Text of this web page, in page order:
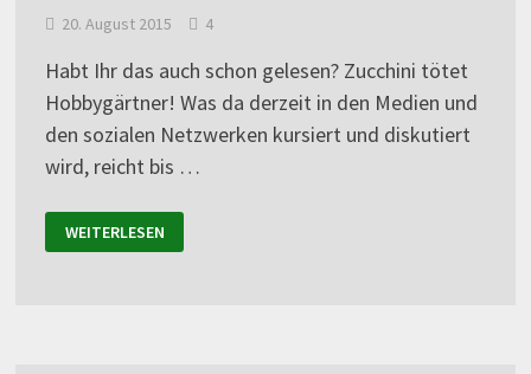
20. August 2015 4
Habt Ihr das auch schon gelesen? Zucchini tötet
Hobbygärtner! Was da derzeit in den Medien und
den sozialen Netzwerken kursiert und diskutiert
wird, reicht bis …
WEITERLESEN